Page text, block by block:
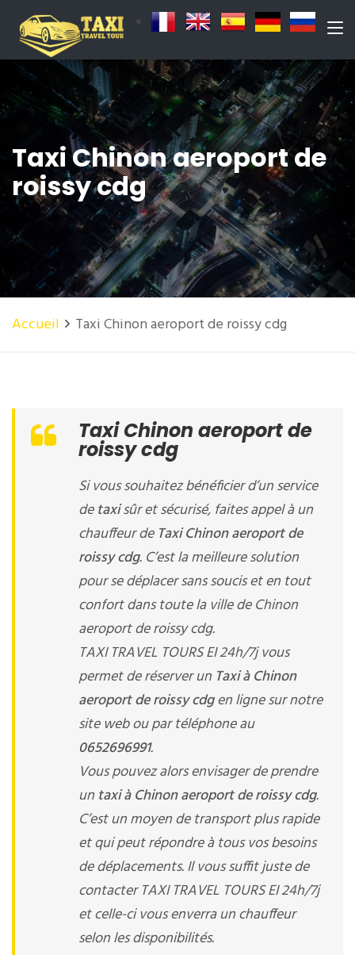
Taxi Chinon aeroport de
roissy cdg
Accueil Taxi Chinon aeroport de roissy cdg
Taxi Chinon aeroport de
roissy cdg
Si vous souhaitez bénéficier d’un service
detaxisûr et sécurisé, faites appel à un
chauffeur de Taxi Chinon aeroport de
roissy cdg. C’est la meilleure solution
pour se déplacer sans soucis et en tout
confort dans toute la ville de Chinon
aeroport de roissy cdg.
TAXI TRAVEL TOURS EI 24h/7j vous
permet de réserver un Taxi à Chinon
aeroport de roissy cdgen ligne sur notre
site web ou par téléphone au
0652696991.
Vous pouvez alors envisager de prendre
un taxi à Chinon aeroport de roissy cdg.
C’est un moyen de transport plus rapide
et qui peut répondre à tous vos besoins
de déplacements. Il vous suffit juste de
contacter TAXI TRAVEL TOURS EI 24h/7j
et celle-ci vous enverra un chauffeur
selon les disponibilités.